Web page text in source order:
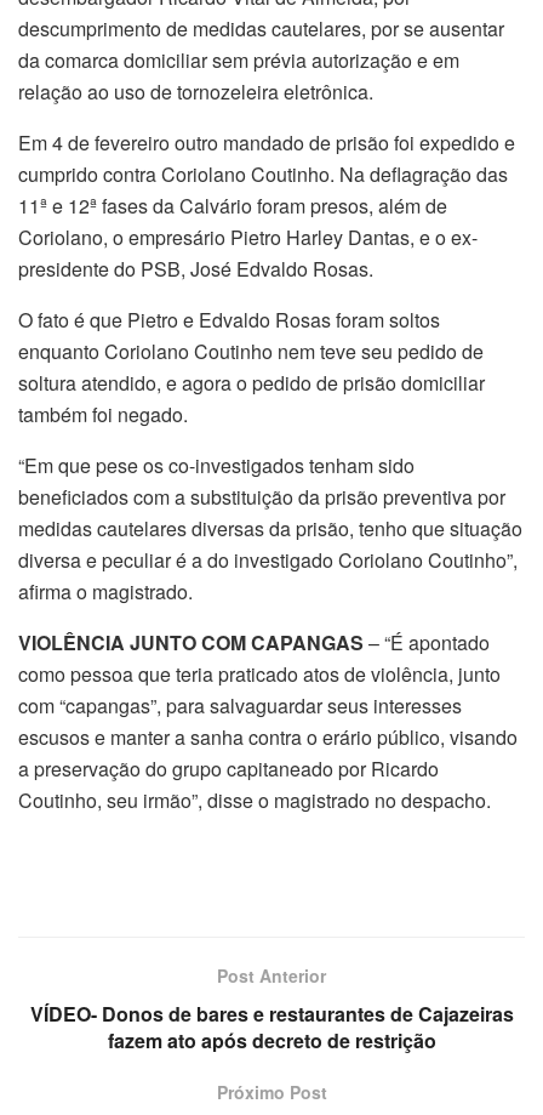
descumprimento de medidas cautelares, por se ausentar
da comarca domiciliar sem prévia autorização e em
relação ao uso de tornozeleira eletrônica.
Em 4 de fevereiro outro mandado de prisão foi expedido e
cumprido contra Coriolano Coutinho. Na deflagração das
11ª e 12ª fases da Calvário foram presos, além de
Coriolano, o empresário Pietro Harley Dantas, e o ex-
presidente do PSB, José Edvaldo Rosas.
O fato é que Pietro e Edvaldo Rosas foram soltos
enquanto Coriolano Coutinho nem teve seu pedido de
soltura atendido, e agora o pedido de prisão domiciliar
também foi negado.
“Em que pese os co-investigados tenham sido
beneficiados com a substituição da prisão preventiva por
medidas cautelares diversas da prisão, tenho que situação
diversa e peculiar é a do investigado Coriolano Coutinho”,
afirma o magistrado.
VIOLÊNCIA JUNTO COM CAPANGAS – “É apontado
como pessoa que teria praticado atos de violência, junto
com “capangas”, para salvaguardar seus interesses
escusos e manter a sanha contra o erário público, visando
a preservação do grupo capitaneado por Ricardo
Coutinho, seu irmão”, disse o magistrado no despacho.
Post Anterior
VÍDEO- Donos de bares e restaurantes de Cajazeiras
fazem ato após decreto de restrição
Próximo Post